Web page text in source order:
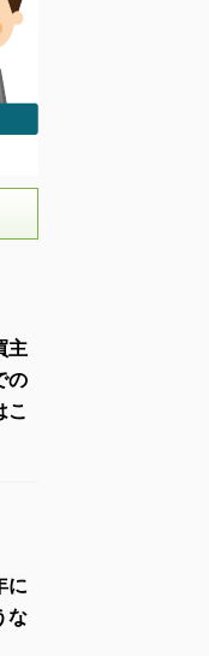
主
の
こ
に
な